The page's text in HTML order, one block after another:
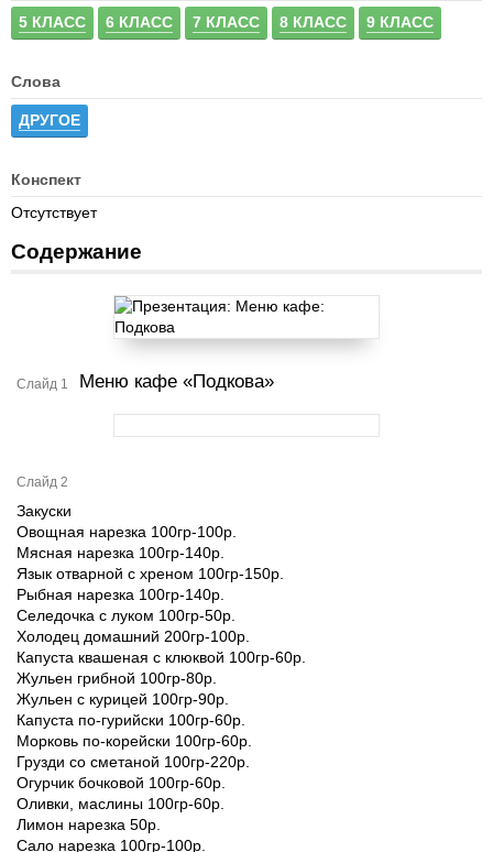
5 КЛАСС 6 КЛАСС 7 КЛАСС 8 КЛАСС 9 КЛАСС
Слова
ДРУГОЕ
Конспект
Отсутствует
Содержание
Слайд 1 Меню кафе «Подкова»
Слайд 2
Закуски
Овощная нарезка 100гр-100р.
Мясная нарезка 100гр-140р.
Язык отварной с хреном 100гр-150р.
Рыбная нарезка 100гр-140р.
Селедочка с луком 100гр-50р.
Холодец домашний 200гр-100р.
Капуста квашеная с клюквой 100гр-60р.
Жульен грибной 100гр-80р.
Жульен с курицей 100гр-90р.
Капуста по-гурийски 100гр-60р.
Морковь по-корейски 100гр-60р.
Грузди со сметаной 100гр-220р.
Огурчик бочковой 100гр-60р.
Оливки, маслины 100гр-60р.
Лимон нарезка 50р.
Сало нарезка 100гр-100р.